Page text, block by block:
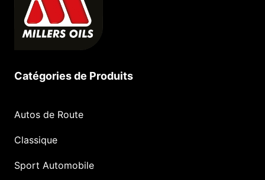
Catégories de Produits
Autos de Route
Classique
Sport Automobile